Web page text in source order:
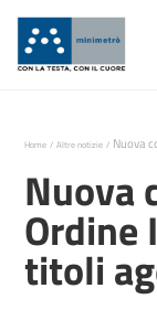
Home Altre notizie Nuova
Nuova
Ordine
titoli